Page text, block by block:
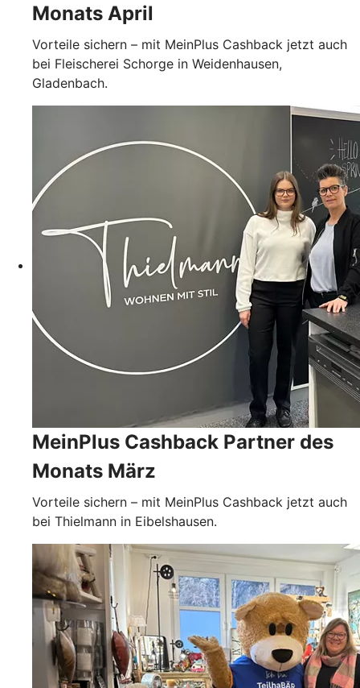
Monats April
Vorteile sichern – mit MeinPlus Cashback jetzt auch
bei Fleischerei Schorge in Weidenhausen,
Gladenbach.
MeinPlus Cashback Partner des
Monats März
Vorteile sichern – mit MeinPlus Cashback jetzt auch
bei Thielmann in Eibelshausen.